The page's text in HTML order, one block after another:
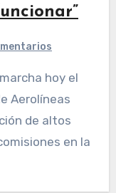
Aerolíneas
de altos
en la